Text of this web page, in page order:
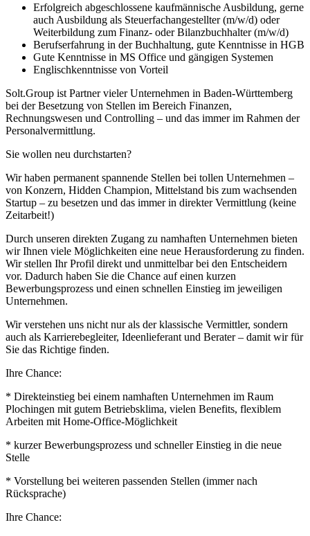
Erfolgreich abgeschlossene kaufmännische Ausbildung, gerne
auch Ausbildung als Steuerfachangestellter (m/w/d) oder
Weiterbildung zum Finanz- oder Bilanzbuchhalter (m/w/d)
Berufserfahrung in der Buchhaltung, gute Kenntnisse in HGB
Gute Kenntnisse in MS Office und gängigen Systemen
Englischkenntnisse von Vorteil
Solt.Group ist Partner vieler Unternehmen in Baden-Württemberg
bei der Besetzung von Stellen im Bereich Finanzen,
Rechnungswesen und Controlling – und das immer im Rahmen der
Personalvermittlung.
Sie wollen neu durchstarten?
Wir haben permanent spannende Stellen bei tollen Unternehmen –
von Konzern, Hidden Champion, Mittelstand bis zum wachsenden
Startup – zu besetzen und das immer in direkter Vermittlung (keine
Zeitarbeit!)
Durch unseren direkten Zugang zu namhaften Unternehmen bieten
wir Ihnen viele Möglichkeiten eine neue Herausforderung zu finden.
Wir stellen Ihr Profil direkt und unmittelbar bei den Entscheidern
vor. Dadurch haben Sie die Chance auf einen kurzen
Bewerbungsprozess und einen schnellen Einstieg im jeweiligen
Unternehmen.
Wir verstehen uns nicht nur als der klassische Vermittler, sondern
auch als Karrierebegleiter, Ideenlieferant und Berater – damit wir für
Sie das Richtige finden.
Ihre Chance:
* Direkteinstieg bei einem namhaften Unternehmen im Raum
Plochingen mit gutem Betriebsklima, vielen Benefits, flexiblem
Arbeiten mit Home-Office-Möglichkeit
* kurzer Bewerbungsprozess und schneller Einstieg in die neue
Stelle
* Vorstellung bei weiteren passenden Stellen (immer nach
Rücksprache)
Ihre Chance: